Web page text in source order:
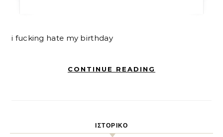
i fucking hate my birthday
CONTINUE READING
ΙΣΤΟΡΙΚΌ